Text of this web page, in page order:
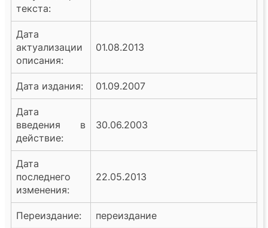
текста:
Дата
актуализации
описания:
01.08.2013
Дата издания: 01.09.2007
Дата
введения в
действие:
30.06.2003
Дата
последнего
изменения:
22.05.2013
Переиздание: переиздание